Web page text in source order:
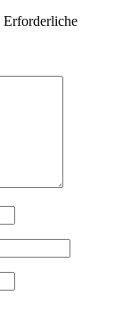
Erforderliche